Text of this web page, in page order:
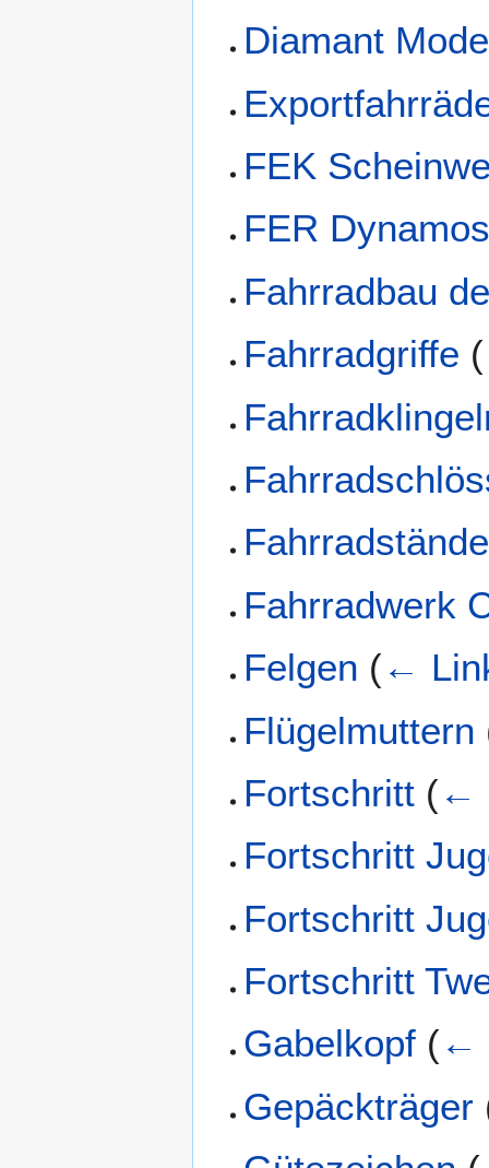
Diamant
FEK
FER
Fahrradbau
Fahrradgriffe (
Fahrradwerk
Felgen (←
Flügelmuttern
Fortschritt (←
Fortschritt
Fortschritt
Fortschritt
Gabelkopf (←
Gepäckträger